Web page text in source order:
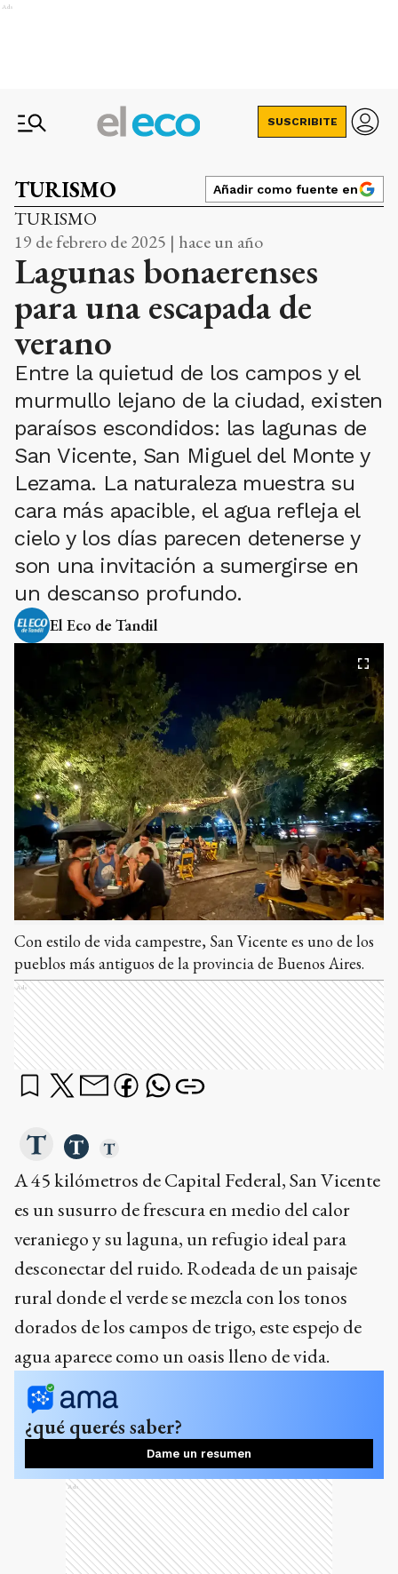
Ads
SUSCRIBITE
TURISMO Añadir como fuente en
TURISMO
19 de febrero de 2025 | hace un año
Lagunas bonaerenses
para una escapada de
verano
Entre la quietud de los campos y el
murmullo lejano de la ciudad, existen
paraísos escondidos: las lagunas de
San Vicente, San Miguel del Monte y
Lezama. La naturaleza muestra su
cara más apacible, el agua refleja el
cielo y los días parecen detenerse y
son una invitación a sumergirse en
un descanso profundo.
El Eco de Tandil
Con estilo de vida campestre, San Vicente es uno de los
pueblos más antiguos de la provincia de Buenos Aires.
Ads
A 45 kilómetros de Capital Federal, San Vicente
es un susurro de frescura en medio del calor
veraniego y su laguna, un refugio ideal para
desconectar del ruido. Rodeada de un paisaje
rural donde el verde se mezcla con los tonos
dorados de los campos de trigo, este espejo de
agua aparece como un oasis lleno de vida.
¿qué querés saber?
Dame un resumen
Ads